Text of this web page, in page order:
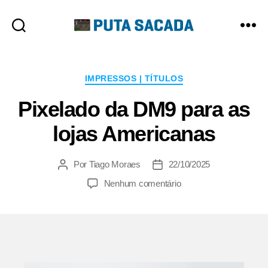
Categorias
IMPRESSOS | TÍTULOS
Pixelado da DM9 para as
lojas Americanas
Autor
Por Tiago Moraes
Data22/10/2025
Nenhum comentárioem